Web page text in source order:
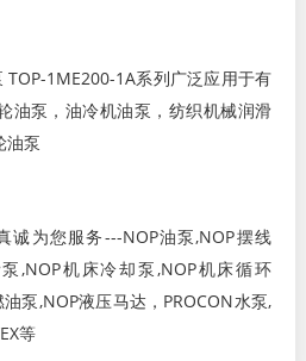
1ME200-1A系列广泛应用于有
油泵，油冷机油泵，纺织机械润滑
油泵
诚为您服务---NOP油泵,NOP摆线
,NOP机床冷却泵,NOP机床循环
泵,NOP液压马达，PROCON水泵,
等